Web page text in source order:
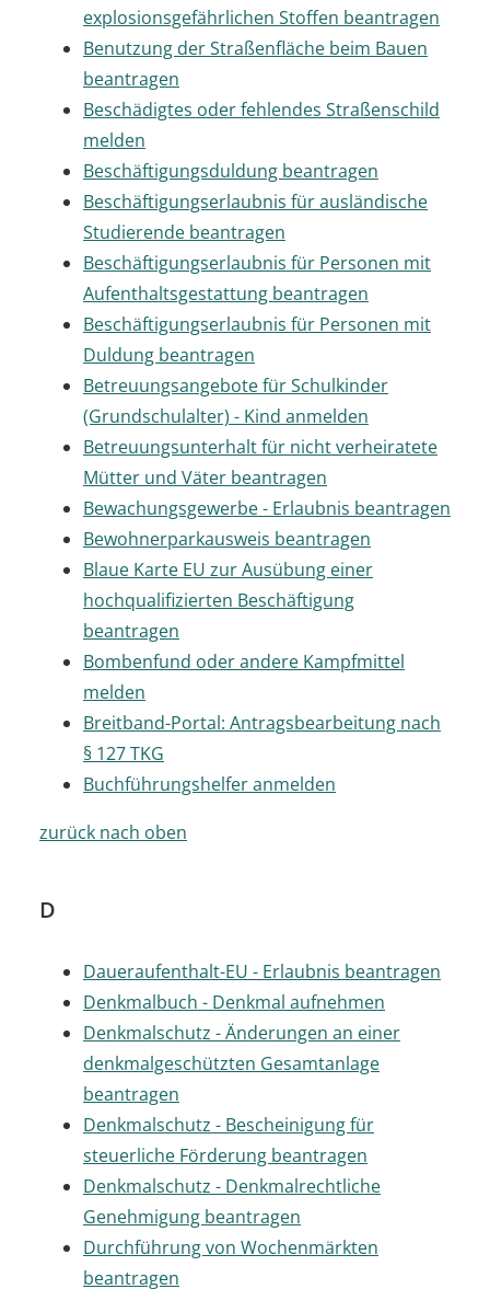
explosionsgefährlichen Stoffen beantragen
Benutzung der Straßenfläche beim Bauen
beantragen
Beschädigtes oder fehlendes Straßenschild
melden
Beschäftigungsduldung beantragen
Beschäftigungserlaubnis für ausländische
Studierende beantragen
Beschäftigungserlaubnis für Personen mit
Aufenthaltsgestattung beantragen
Beschäftigungserlaubnis für Personen mit
Duldung beantragen
Betreuungsangebote für Schulkinder
(Grundschulalter) - Kind anmelden
Betreuungsunterhalt für nicht verheiratete
Mütter und Väter beantragen
Bewachungsgewerbe - Erlaubnis beantragen
Bewohnerparkausweis beantragen
Blaue Karte EU zur Ausübung einer
hochqualifizierten Beschäftigung
beantragen
Bombenfund oder andere Kampfmittel
melden
Breitband-Portal: Antragsbearbeitung nach
§ 127 TKG
Buchführungshelfer anmelden
zurück nach oben
D
Daueraufenthalt-EU - Erlaubnis beantragen
Denkmalbuch - Denkmal aufnehmen
Denkmalschutz - Änderungen an einer
denkmalgeschützten Gesamtanlage
beantragen
Denkmalschutz - Bescheinigung für
steuerliche Förderung beantragen
Denkmalschutz - Denkmalrechtliche
Genehmigung beantragen
Durchführung von Wochenmärkten
beantragen